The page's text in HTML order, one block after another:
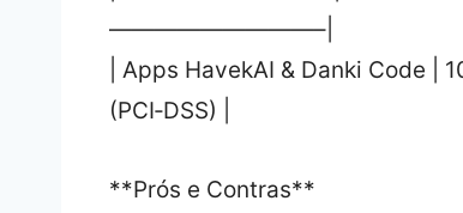
—————————–|
| Apps HavekAI & Danki Code |
(PCI‑DSS) |
**Prós e Contras**